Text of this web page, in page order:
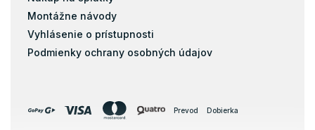
Montážne návody
Vyhlásenie o prístupnosti
Podmienky ochrany osobných údajov
Prevod Dobierka